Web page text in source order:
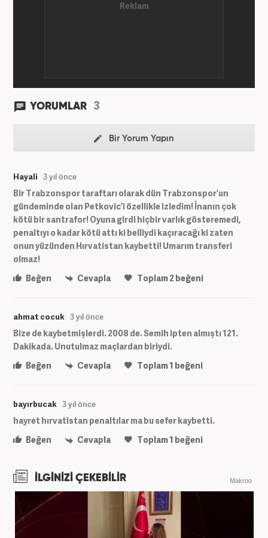
YORUMLAR 3
Bir Yorum Yapın
Hayali 3 yıl önce
Bir Trabzonspor taraftarı olarak dün Trabzonspor’un
gündeminde olan Petkovic’i özellikle izledim! İnanın çok
kötü bir santrafor! Oyuna girdi hiçbir varlık gösteremedi,
penaltıyı o kadar kötü attı ki belliydi kaçıracağı ki zaten
onun yüzünden Hırvatistan kaybetti! Umarım transferi
olmaz!
Beğen
Cevapla Toplam2 beğeni
ahmat cocuk 3 yıl önce
Bize de kaybetmişlerdi. 2008 de. Semih ipten almıştı 121.
Dakikada. Unutulmaz maçlardan biriydi.
Beğen
Cevapla Toplam1 beğeni
bayırbucak 3 yıl önce
hayret hırvatistan penaltılar ma bu sefer kaybetti.
Beğen
Cevapla Toplam1 beğeni
İLGİNİZİ ÇEKEBİLİR Makroo